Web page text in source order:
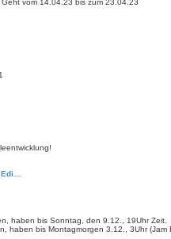
haben bis Sonntag, den 9.12., 19Uhr Zeit.
haben bis Montagmorgen 3.12., 3Uhr (Jam